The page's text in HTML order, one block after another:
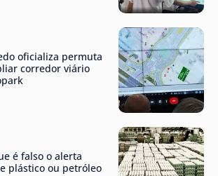
oficializa permuta
corredor viário
é falso o alerta
plástico ou petróleo